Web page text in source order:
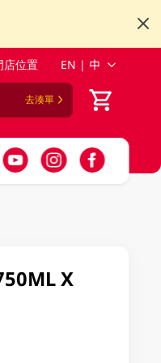
店位置 EN | 中
去湊單
X